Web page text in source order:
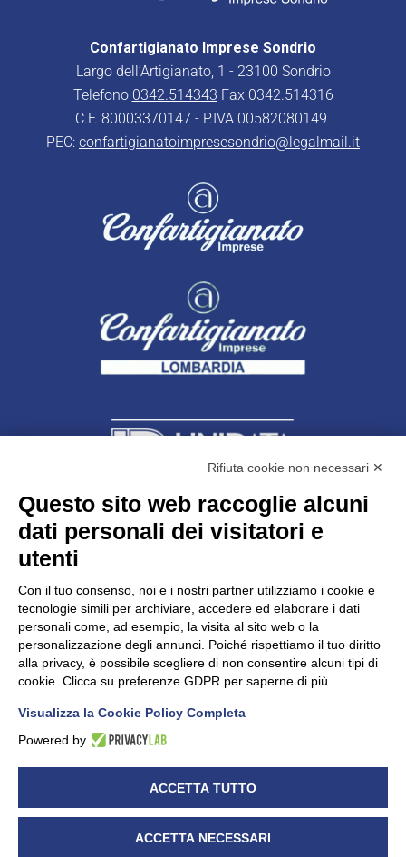
Confartigianato Imprese Sondrio
Largo dell’Artigianato, 1 - 23100 Sondrio
Telefono 0342.514343 Fax 0342.514316
C.F. 80003370147 - P.IVA 00582080149
PEC: confartigianatoimpresesondrio@legalmail.it
Unidata s.r.lcon unico socio
Largo dell’Artigianato, 1 - 23100 Sondrio
C.F. 00481790145 - N.REA SO-36426
PEC: unidata.sondrio@legalmail.it
Cap. soc. euro 100.000,00 i.v.
UNIDATA - Informativa privacy (per i clienti)
UNIDATA - Whistleblowing
Rifiuta cookie non necessari ✕
Questo sito web raccoglie alcuni
dati personali dei visitatori e
utenti
Con il tuo consenso, noi e i nostri partner utilizziamo i cookie e
tecnologie simili per archiviare, accedere ed elaborare i dati
personali come, ad esempio, la visita al sito web o la
personalizzazione degli annunci. Poiché rispettiamo il tuo diritto
alla privacy, è possibile scegliere di non consentire alcuni tipi di
cookie. Clicca su preferenze GDPR per saperne di più.
Visualizza la Cookie Policy Completa
Powered by
ACCETTA TUTTO
ACCETTA NECESSARI